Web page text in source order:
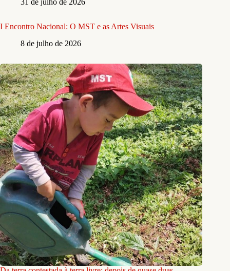
I Encontro Nacional: O MST e as Artes Visuais
8 de julho de 2026